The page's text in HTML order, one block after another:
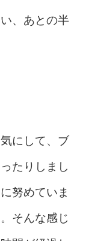
、あとの半
にして、ブ
たりしまし
努めていま
そんな感じ